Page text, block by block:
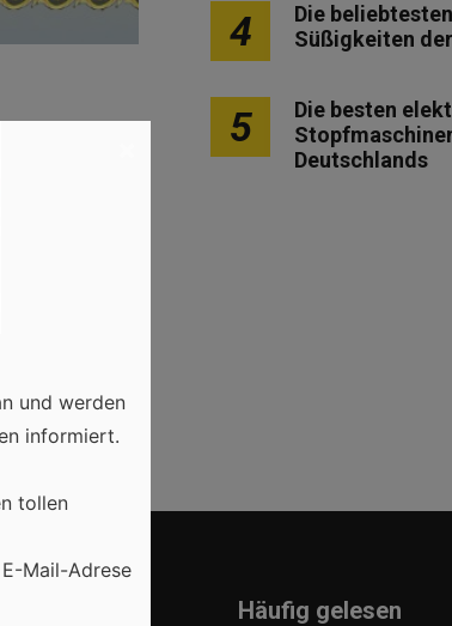
Fans
2022
eines
4
Die beliebtesten
Süßigkeiten
5
Die besten
Deutschlands
Häufig gelesen
und werden
informiert.
tollen
Mail-Adrese